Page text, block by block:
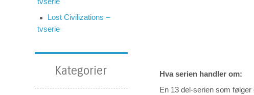
Lost Civilizations –
tvserie
Kategorier
Hva serien handler om:
En 13 del-serien som